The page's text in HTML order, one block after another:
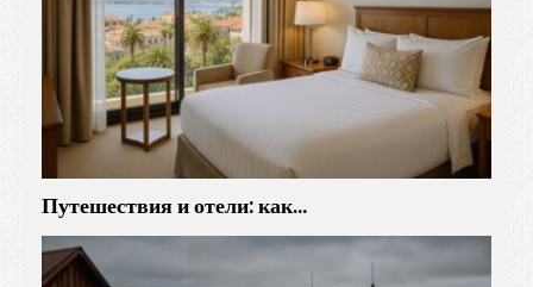
Путешествия и отели: как…